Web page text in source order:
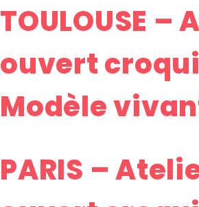
TOULOUSE –
ouvert
Modèle
PARIS –